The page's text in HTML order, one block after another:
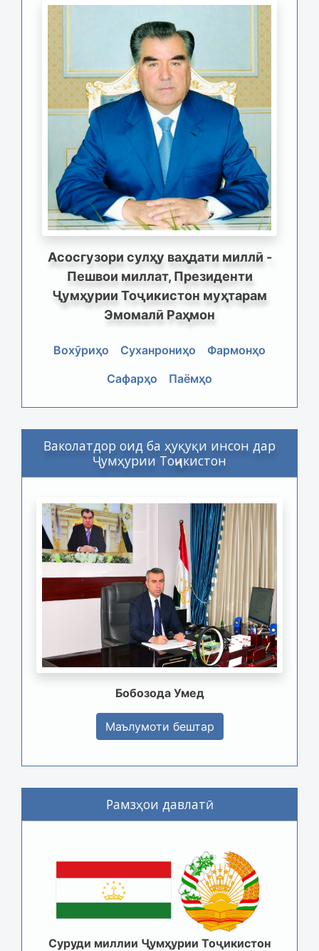
Асосгузори сулҳу ваҳдати миллӣ -
Пешвои миллат, Президенти
Ҷумҳурии Тоҷикистон муҳтарам
Эмомалӣ Раҳмон
Вохӯриҳо Суханрониҳо
Фармонҳо
Сафарҳо
Паёмҳо
Ваколатдор оид ба ҳуқуқи инсон дар
Ҷумҳурии Тоҷикистон
Бобозода Умед
Маълумоти бештар
Рамзҳои давлатӣ
Суруди миллии Ҷумҳурии Тоҷикистон